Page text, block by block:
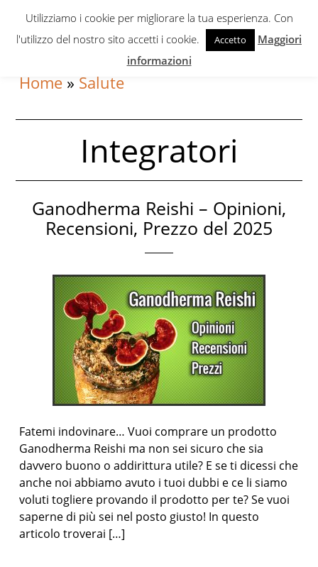
Skip
navigation
Skip
Home » Salute
Integratori
Ganodherma Reishi – Opinioni,
Recensioni, Prezzo del 2025
Fatemi indovinare… Vuoi comprare un prodotto
Ganodherma Reishi ma non sei sicuro che sia
davvero buono o addirittura utile? E se ti dicessi che
anche noi abbiamo avuto i tuoi dubbi e ce li siamo
voluti togliere provando il prodotto per te? Se vuoi
saperne di più sei nel posto giusto! In questo
articolo troverai […]
Utilizziamo i cookie per migliorare la tua esperienza. Con
l'utilizzo del nostro sito accetti i cookie.
Accetto
Maggiori
informazioni